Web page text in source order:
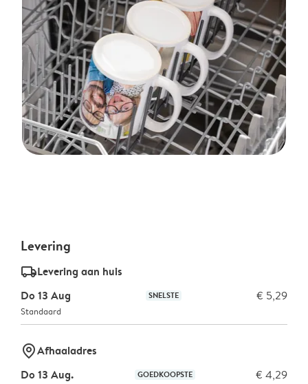
Levering
delivery_standard_v2Levering aan huis
Do 13 Aug
SNELSTE € 5,29
Standaard
marker-pinAfhaaladres
Do 13 Aug.
GOEDKOOPSTE € 4,29